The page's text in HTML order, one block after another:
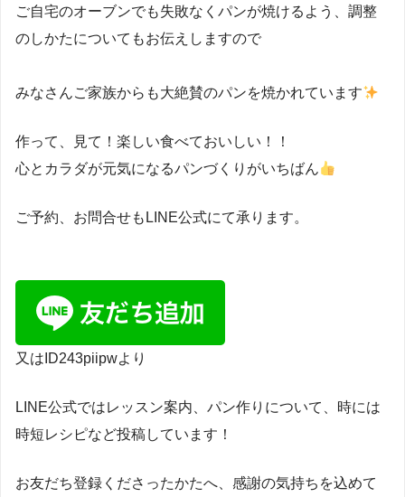
ご自宅のオーブンでも失敗なくパンが焼けるよう、調整
のしかたについてもお伝えしますので
みなさんご家族からも大絶賛のパンを焼かれています
作って、見て！楽しい食べておいしい！！
⁡心とカラダが元気になるパンづくりがいちばん
ご予約、お問合せもLINE公式にて承ります。
又はID243piipwより
LINE公式ではレッスン案内、パン作りについて、時には
時短レシピなど投稿しています！
お友だち登録くださったかたへ、感謝の気持ちを込めて